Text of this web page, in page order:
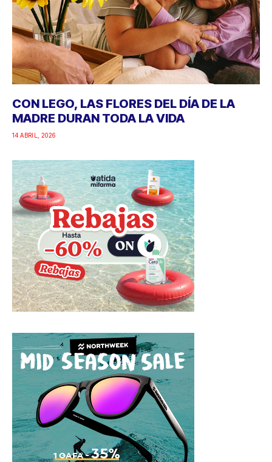
CON LEGO, LAS FLORES DEL DÍA DE LA
MADRE DURAN TODA LA VIDA
14 ABRIL, 2026